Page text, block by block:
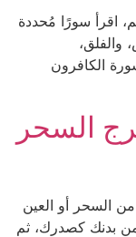
اقرأ سورًا مُحددة
والفلق،
الكافرون
السحر
السحر أو العين
بدنك كصدرك، ثم